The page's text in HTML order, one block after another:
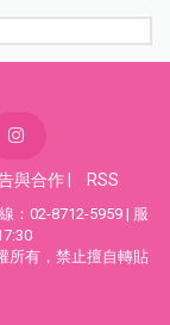
與合作 RSS
：02-8712-5959 | 服
所有，禁止擅自轉貼